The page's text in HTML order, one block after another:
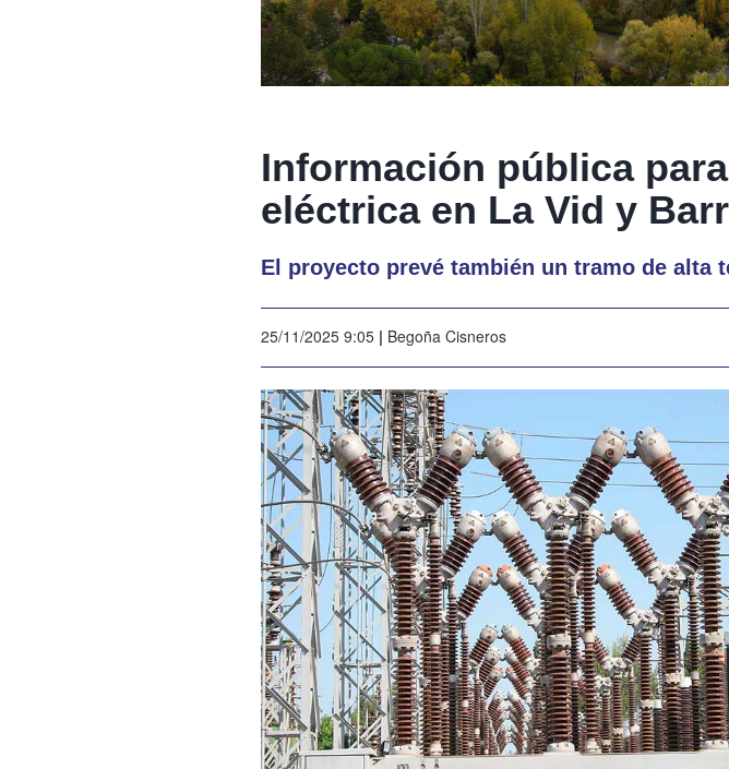
Información pública
eléctrica en La Vid y
El proyecto prevé también un tramo de alta
25/11/2025 9:05 | Begoña Cisneros